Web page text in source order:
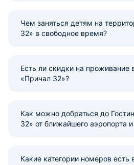
Чем заняться детям на
32» в свободное время?
Есть ли скидки на проживание
«Причал 32»?
Как можно добраться до
32» от ближайшего аэропорта
Какие категории номеров есть